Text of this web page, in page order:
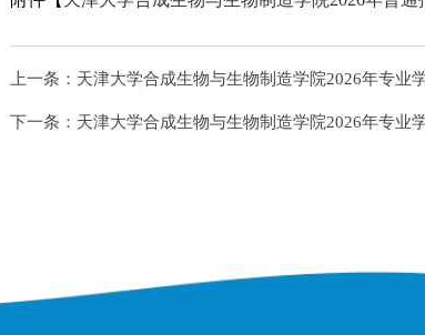
上一条： 天津大学合成生物与生物制造学院2026年专业
下一条： 天津大学合成生物与生物制造学院2026年专业